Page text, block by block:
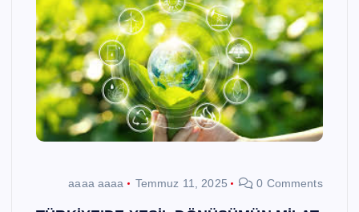
aaaa aaaa Temmuz 11, 2025 0 Comments